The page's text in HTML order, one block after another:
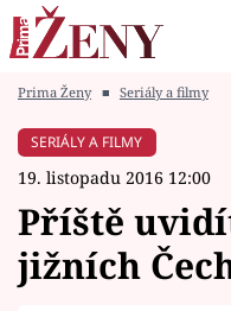
Módní alarm
Prima Ženy ■ Seriály a filmy
SERIÁLY A FILMY
19. listopadu 2016 12:00
Příště
jižních